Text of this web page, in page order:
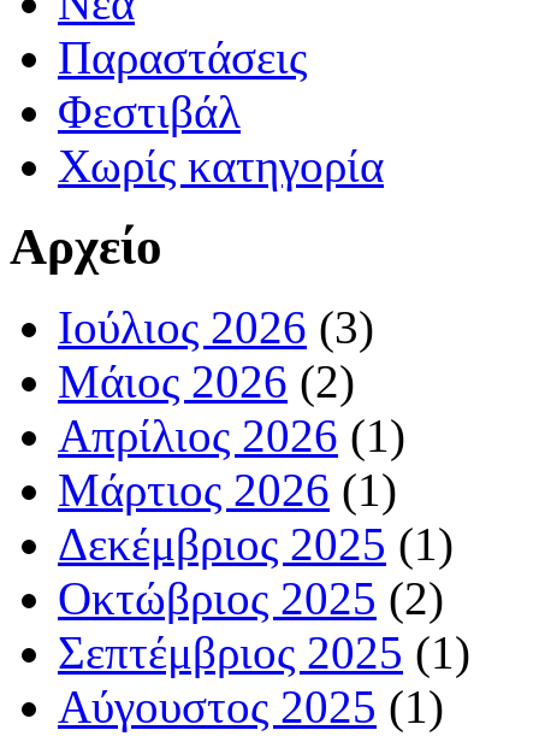
Παραστάσεις
Φεστιβάλ
Χωρίς κατηγορία
Αρχείο
Ιούλιος 2026 (3)
Μάιος 2026 (2)
Απρίλιος 2026 (1)
Μάρτιος 2026 (1)
Δεκέμβριος 2025 (1)
Οκτώβριος 2025 (2)
Σεπτέμβριος 2025 (1)
Αύγουστος 2025 (1)